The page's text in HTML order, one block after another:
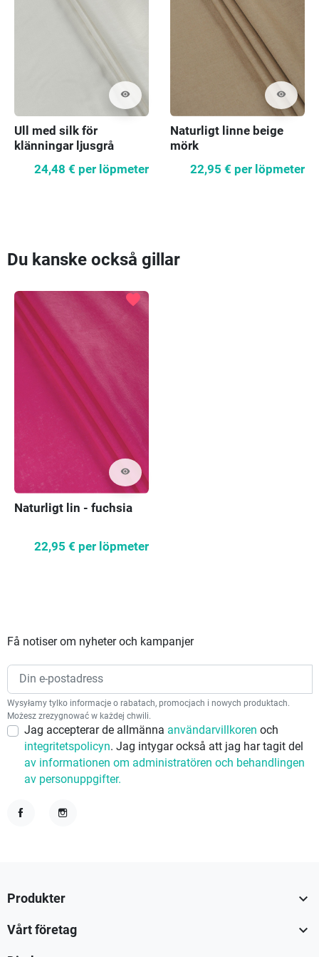
visibility
Ull med silk för
klänningar ljusgrå
24,48 € per löpmeter
visibility
Naturligt linne beige
mörk
22,95 € per löpmeter
Du kanske också gillar
visibility
favorite
Naturligt lin - fuchsia
22,95 € per löpmeter
Få notiser om nyheter och kampanjer
Wysyłamy tylko informacje o rabatach, promocjach i nowych produktach.
Możesz zrezygnować w każdej chwili.
Jag accepterar de allmänna användarvillkoren och
integritetspolicyn. Jag intygar också att jag har tagit del
av informationen om administratören och behandlingen
av personuppgifter.
Produkter 
Vårt företag 